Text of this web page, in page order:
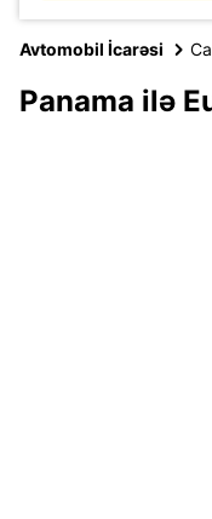
Avtomobil İcarəsi
Panama ilə